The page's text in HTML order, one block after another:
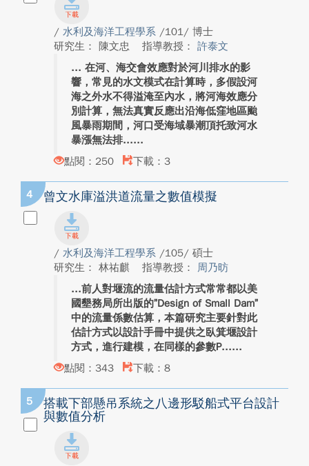
/ 水利及海洋工程學系 /101/ 博士
研究生： 陳文忠
指導教授： 許泰文
在河、海交會效應對於河川排水的影
響，常見的水文模式在計算時，多假設河
海之外水不得溢淹至內水，將河海效應分
別計算，無法真實反應出沿海低窪地區颱
風暴雨期間，河口受海域暴潮頂托致河水
暴漲無法排...
點閱：250
下載：3
4 曾文水庫溢洪道流量之數值模擬
/ 水利及海洋工程學系 /105/ 碩士
研究生： 林祐麒
指導教授： 周乃昉
前人對堰流的流量估計方式常常都以美
國墾務局所出版的”Design of Small Dam”
中的流量係數估算，本篇研究主要針對此
估計方式以設計手冊中提供之臥箕堰設計
方式，進行建模，在同樣的參數P...
點閱：343
下載：8
5
搭載下部懸吊系統之八邊形駁船式平台設計
與數值分析